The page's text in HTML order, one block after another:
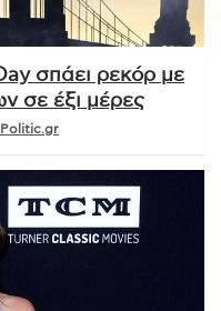
σπάει ρεκόρ με
σε έξι μέρες